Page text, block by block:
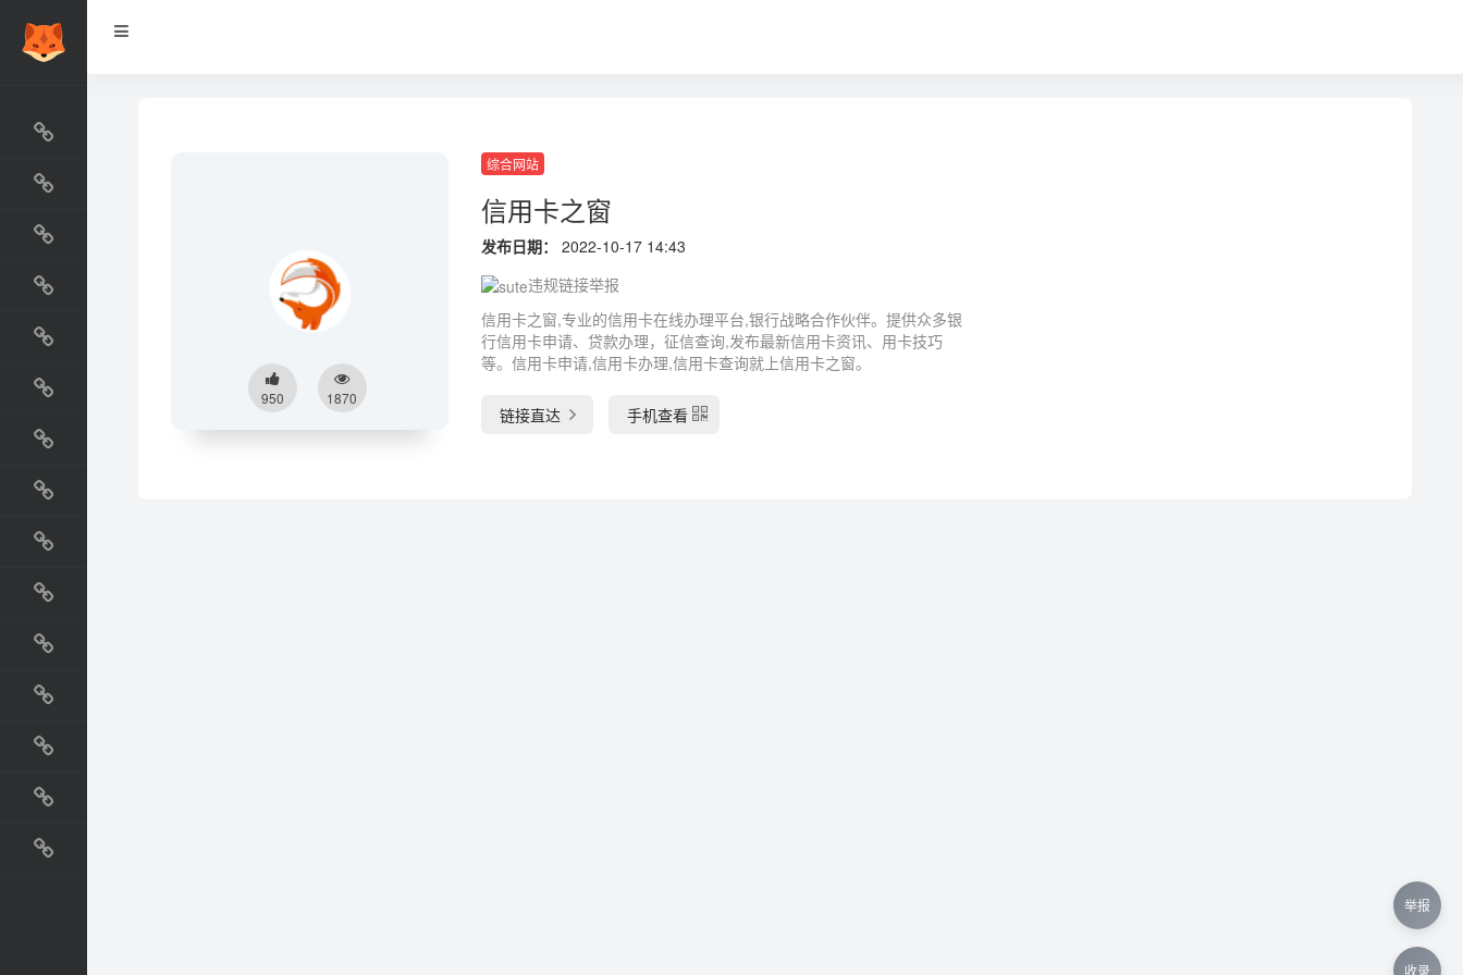
最新收录
网站资源榜
交流排行榜
金融排行榜
阅读排行榜
工具排行榜
设计排行榜
国外网站
生活
直播
动漫
电影
教程
纪录片
950 1870
综合网站
信用卡之窗
发布日期：
2022-10-17 14:43
违规链接举报
信用卡之窗,专业的信用卡在线办理平台,银行战略合作伙伴。提供众多银
行信用卡申请、贷款办理，征信查询,发布最新信用卡资讯、用卡技巧
等。信用卡申请,信用卡办理,信用卡查询就上信用卡之窗。
链接直达 手机查看
举报
收录